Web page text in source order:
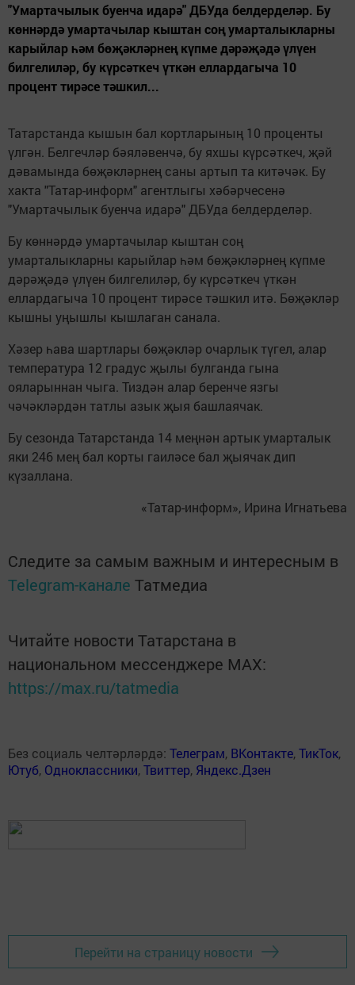
"Умартачылык буенча идарә" ДБУда белдерделәр. Бу
көннәрдә умартачылар кыштан соң умарталыкларны
карыйлар һәм бөҗәкләрнең күпме дәрәҗәдә үлүен
билгелиләр, бу күрсәткеч үткән еллардагыча 10
процент тирәсе тәшкил...
Татарстанда кышын бал кортларының 10 проценты
үлгән. Белгечләр бәяләвенчә, бу яхшы күрсәткеч, җәй
дәвамында бөҗәкләрнең саны артып та китәчәк. Бу
хакта "Татар-информ" агентлыгы хәбәрчесенә
"Умартачылык буенча идарә" ДБУда белдерделәр.
Бу көннәрдә умартачылар кыштан соң
умарталыкларны карыйлар һәм бөҗәкләрнең күпме
дәрәҗәдә үлүен билгелиләр, бу күрсәткеч үткән
еллардагыча 10 процент тирәсе тәшкил итә. Бөҗәкләр
кышны уңышлы кышлаган санала.
Хәзер һава шартлары бөҗәкләр очарлык түгел, алар
температура 12 градус җылы булганда гына
ояларыннан чыга. Тиздән алар беренче язгы
чәчәкләрдән татлы азык җыя башлаячак.
Бу сезонда Татарстанда 14 меңнән артык умарталык
яки 246 мең бал корты гаиләсе бал җыячак дип
күзаллана.
«Татар-информ», Ирина Игнатьева
Следите за самым важным и интересным в
Telegram-канале Татмедиа
Читайте новости Татарстана в
национальном мессенджере MАХ:
https://max.ru/tatmedia
Без социаль челтәрләрдә: Телеграм, ВКонтакте,ТикТок,
Ютуб, Одноклассники,Твиттер, Яндекс.Дзен
Перейти на страницу новости